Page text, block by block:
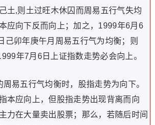
土,则土过旺木休囚而周易五行气失均
应向下反而向上；加之，1999年6月6
己卯年庚午月周易五行气为均衡；则
年7月6日上证指数走势必会向上。
易五行气均衡时，股指走势为向下。
本应向上，但股指走势出现背离而向
力在大量卖出股票；那么，若随后时间